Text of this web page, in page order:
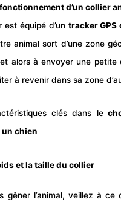
d’un collier
est équipé d’un trackerGPS
animal sort d’une zone
alors à envoyer une petite
à revenir dans sa zone
clés dans le
un chien
et la taille du collier
gêner l’animal, veillez à ce